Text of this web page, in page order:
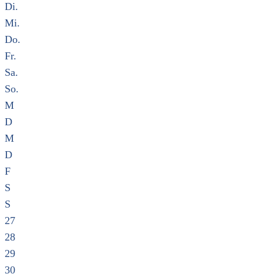
Di.
Mi.
Do.
Fr.
Sa.
So.
M
D
M
D
F
S
S
27
28
29
30